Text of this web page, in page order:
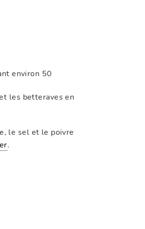
environ 50
les betteraves en
le sel et le poivre
.